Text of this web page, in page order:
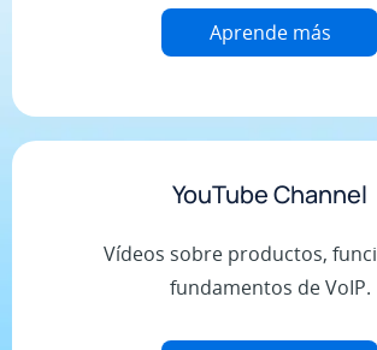
Aprende más
YouTube Channel
Vídeos sobre productos,
fundamentos de VoIP.